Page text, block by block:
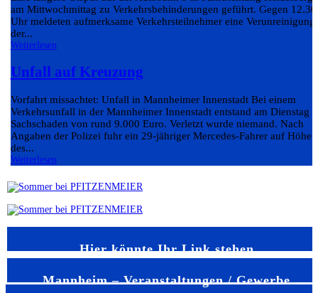
am Mittwochmittag zu Verkehrsbehinderungen geführt. Gegen 12.30
Uhr meldeten aufmerksame Verkehrsteilnehmer eine Verunreinigung
der...
Weiterlesen
Unfall auf Kreuzung
Vorfahrt missachtet: Unfall in Mannheimer Innenstadt Bei einem
Verkehrsunfall in der Mannheimer Innenstadt entstand am Dienstag
Sachschaden von rund 9.000 Euro. Verletzt wurde niemand. Nach
Angaben der Polizei fuhr ein 29-jähriger Mercedes-Fahrer auf Höhe
des...
Weiterlesen
Hier könnte Ihr Link stehen
Mannheim – Veranstaltungen / Gewerbe